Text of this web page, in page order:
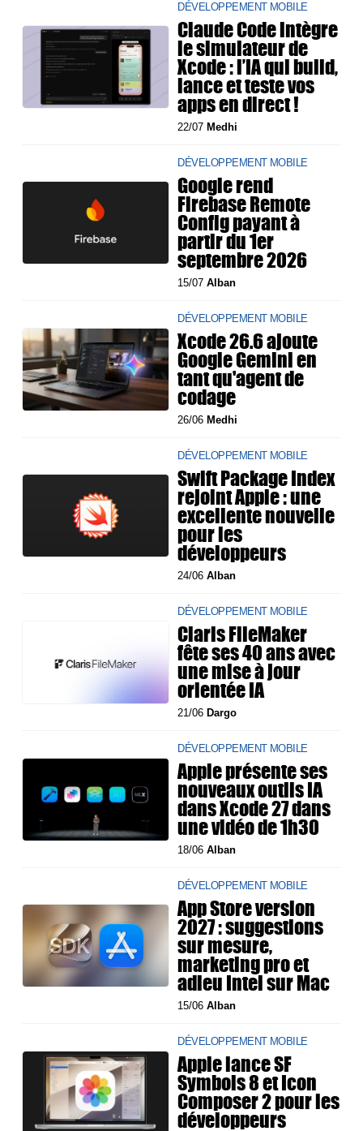
DÉVELOPPEMENT MOBILE
Claude Code intègre
le simulateur de
Xcode : l’IA qui build,
lance et teste vos
apps en direct !
22/07 Medhi
DÉVELOPPEMENT MOBILE
Google rend
Firebase Remote
Config payant à
partir du 1er
septembre 2026
15/07Alban
DÉVELOPPEMENT MOBILE
Xcode 26.6 ajoute
Google Gemini en
tant qu'agent de
codage
26/06 Medhi
DÉVELOPPEMENT MOBILE
Swift Package Index
rejoint Apple : une
excellente nouvelle
pour les
développeurs
24/06Alban
DÉVELOPPEMENT MOBILE
Claris FileMaker
fête ses 40 ans avec
une mise à jour
orientée IA
21/06 Dargo
DÉVELOPPEMENT MOBILE
Apple présente ses
nouveaux outils IA
dans Xcode 27 dans
une vidéo de 1h30
18/06Alban
DÉVELOPPEMENT MOBILE
App Store version
2027 : suggestions
sur mesure,
marketing pro et
adieu Intel sur Mac
15/06Alban
DÉVELOPPEMENT MOBILE
Apple lance SF
Symbols 8 et Icon
Composer 2 pour les
développeurs